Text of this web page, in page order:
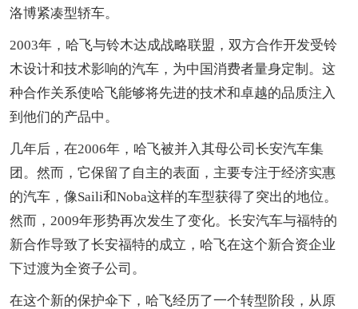
洛博紧凑型轿车。
2003年，哈飞与铃木达成战略联盟，双方合作开发受铃
木设计和技术影响的汽车，为中国消费者量身定制。这
种合作关系使哈飞能够将先进的技术和卓越的品质注入
到他们的产品中。
几年后，在2006年，哈飞被并入其母公司长安汽车集
团。然而，它保留了自主的表面，主要专注于经济实惠
的汽车，像Saili和Noba这样的车型获得了突出的地位。
然而，2009年形势再次发生了变化。长安汽车与福特的
新合作导致了长安福特的成立，哈飞在这个新合资企业
下过渡为全资子公司。
在这个新的保护伞下，哈飞经历了一个转型阶段，从原